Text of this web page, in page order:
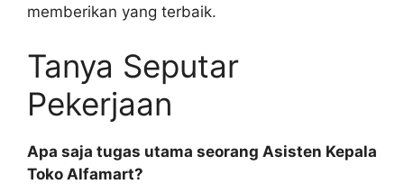
memberikan yang terbaik.
Tanya Seputar
Pekerjaan
Apa saja tugas utama seorang Asisten Kepala
Toko Alfamart?